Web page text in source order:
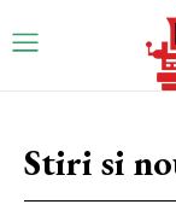
Stiri si